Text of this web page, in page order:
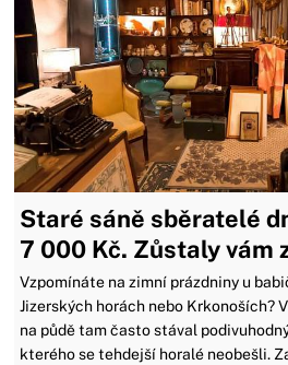
Staré sáně sběratelé
7 000 Kč. Zůstaly vám
Vzpomínáte na zimní prázdniny u
Jizerských horách nebo Krkonoších?
na půdě tam často stával
kterého se tehdejší horalé neobešli.